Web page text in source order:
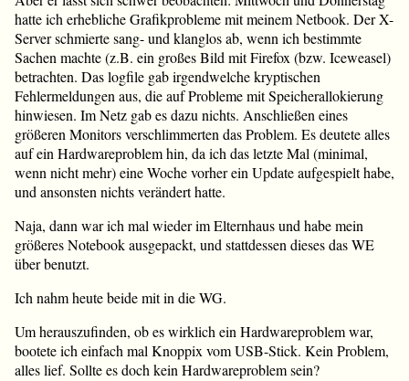
hatte ich erhebliche Grafikprobleme mit meinem Netbook. Der X-
Server schmierte sang- und klanglos ab, wenn ich bestimmte
Sachen machte (z.B. ein großes Bild mit Firefox (bzw. Iceweasel)
betrachten. Das logfile gab irgendwelche kryptischen
Fehlermeldungen aus, die auf Probleme mit Speicherallokierung
hinwiesen. Im Netz gab es dazu nichts. Anschließen eines
größeren Monitors verschlimmerten das Problem. Es deutete alles
auf ein Hardwareproblem hin, da ich das letzte Mal (minimal,
wenn nicht mehr) eine Woche vorher ein Update aufgespielt habe,
und ansonsten nichts verändert hatte.
Naja, dann war ich mal wieder im Elternhaus und habe mein
größeres Notebook ausgepackt, und stattdessen dieses das WE
über benutzt.
Ich nahm heute beide mit in die WG.
Um herauszufinden, ob es wirklich ein Hardwareproblem war,
bootete ich einfach mal Knoppix vom USB-Stick. Kein Problem,
alles lief. Sollte es doch kein Hardwareproblem sein?